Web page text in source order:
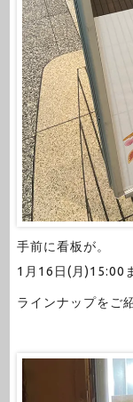
手前に看板が。
1月16日(月)15:00
ラインナップをご